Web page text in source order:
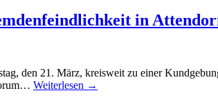
in
den 21. März, kreisweit zu einer
Weiterlesen →